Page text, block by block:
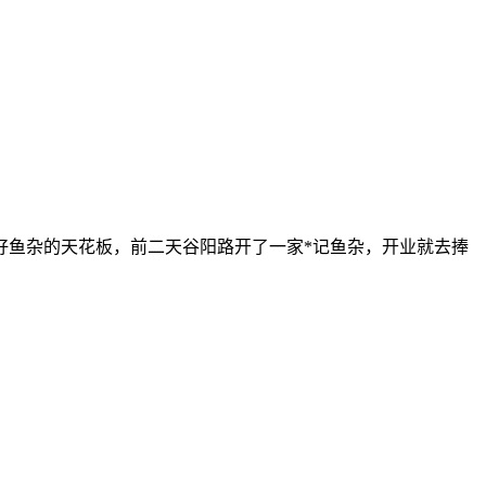
杂的天花板，前二天谷阳路开了一家*记鱼杂，开业就去捧